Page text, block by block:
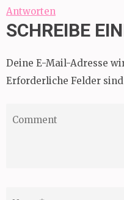
Antworten
SCHREIBE
Deine E-Mail-Adresse
Erforderliche Felder